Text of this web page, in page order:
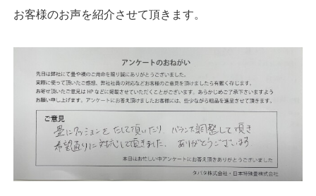
お客様のお声を紹介させて頂きます。